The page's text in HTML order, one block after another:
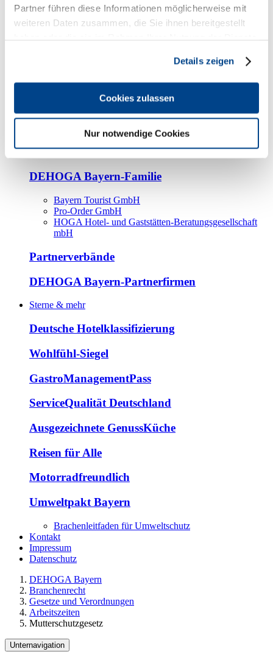
Partner führen diese Informationen möglicherweise mit
weiteren Daten zusammen, die Sie ihnen bereitgestellt
Details zeigen
Cookies zulassen
Nur notwendige Cookies
Kooperationspartner
Tourismusorganisationen
Bayern Tourismus Marketing GmbH
DEHOGA-Familie
Bundesverband
Fachverbände
DEHOGA Bayern-Familie
Bayern Tourist GmbH
Pro-Order GmbH
HOGA Hotel- und Gaststätten-Beratungsgesellschaft
mbH
Partnerverbände
DEHOGA Bayern-Partnerfirmen
Sterne & mehr
Deutsche Hotelklassifizierung
Wohlfühl-Siegel
GastroManagementPass
ServiceQualität Deutschland
Ausgezeichnete GenussKüche
Reisen für Alle
Motorradfreundlich
Umweltpakt Bayern
Brachenleitfaden für Umweltschutz
Kontakt
Impressum
Datenschutz
DEHOGA Bayern
Branchenrecht
Gesetze und Verordnungen
Arbeitszeiten
Mutterschutzgesetz
Unternavigation